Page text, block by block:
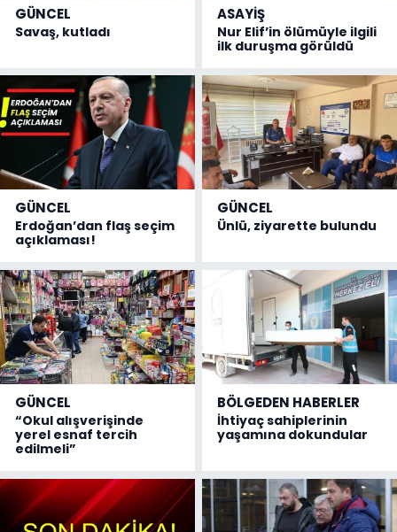
GÜNCEL
Savaş, kutladı
ASAYİŞ
Nur Elif’in ölümüyle ilgili
ilk duruşma görüldü
GÜNCEL
Erdoğan’dan flaş seçim
açıklaması!
GÜNCEL
Ünlü, ziyarette bulundu
GÜNCEL
“Okul alışverişinde
yerel esnaf tercih
edilmeli”
BÖLGEDEN HABERLER
İhtiyaç sahiplerinin
yaşamına dokundular